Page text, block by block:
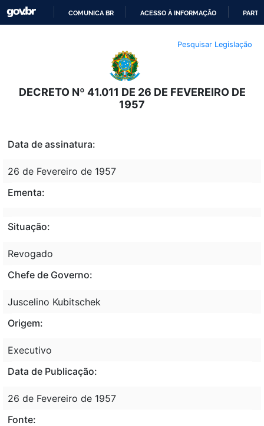
O
CONTEÚDO
COMUNICA BR ACESSO À INFORMAÇÃO
Pesquisar Legislação
DECRETO Nº 41.011 DE 26 DE FEVEREIRO DE
1957
Data de assinatura:
26 de Fevereiro de 1957
Ementa:
Situação:
Revogado
Chefe de Governo:
Juscelino Kubitschek
Origem:
Executivo
Data de Publicação:
26 de Fevereiro de 1957
Fonte: